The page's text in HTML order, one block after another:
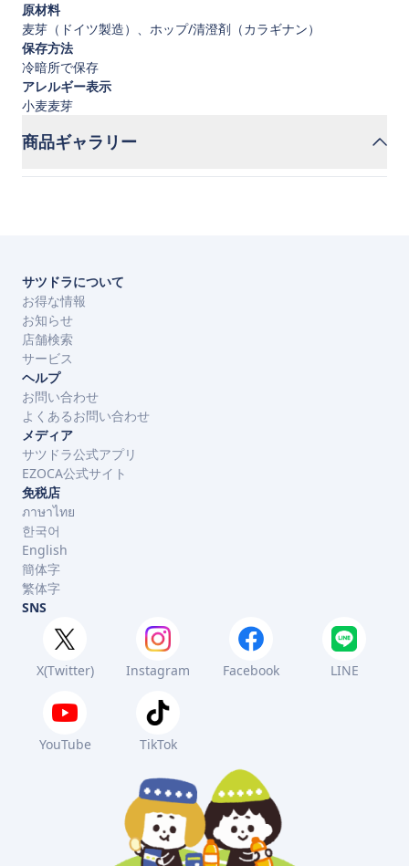
原材料
麦芽（ドイツ製造）、ホップ/清澄剤（カラギナン）
保存方法
冷暗所で保存
アレルギー表示
小麦麦芽
商品ギャラリー
サツドラについて
お得な情報
お知らせ
店舗検索
サービス
ヘルプ
お問い合わせ
よくあるお問い合わせ
メディア
サツドラ公式アプリ
EZOCA公式サイト
免税店
ภาษาไทย
한국어
English
簡体字
繁体字
SNS
X(Twitter) Instagram Facebook LINE
YouTube TikTok